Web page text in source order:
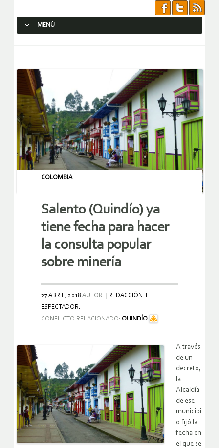
MENÚ
COLOMBIA
Salento (Quindío) ya
tiene fecha para hacer
la consulta popular
sobre minería
27 ABRIL, 2018 AUTOR:
REDACCIÓN. EL
ESPECTADOR.
CONFLICTO RELACIONADO: QUINDÍO
A través
de un
decreto,
la
Alcaldía
de ese
municipi
o fijó la
fecha en
el que se